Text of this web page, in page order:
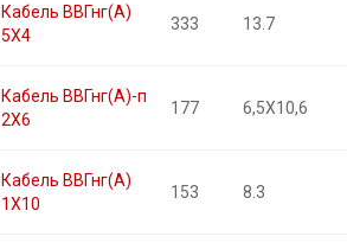
Кабель ВВГнг(А)
5X4
333 13.7
Кабель ВВГнг(А)-п
2X6
177 6,5X10,6
Кабель ВВГнг(А)
1X10
153 8.3